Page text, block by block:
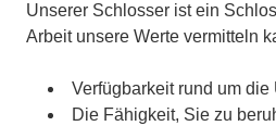
Unserer Schlosser ist ein
Arbeit unsere Werte vermitteln
Verfügbarkeit rund um die
Die Fähigkeit, Sie zu